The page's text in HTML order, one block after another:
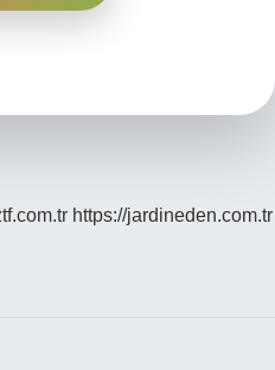
https://jardineden.com.tr